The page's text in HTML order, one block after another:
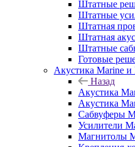
Штатные
Штатные
Штатная
Штатная
Штатные
Готовые
Акустика Marine и
Назад
Акустика
Акустика
Сабвуферы
Усилители
Магнитолы